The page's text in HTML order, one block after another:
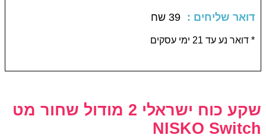
: דואר שליחים
39 שח
דואר נע עד 21 ימי עסקים *
שקע כוח ישראלי 2 מודול שחור מט
NISKO Switch